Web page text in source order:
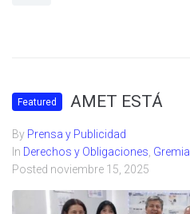
Featured AMET ESTÁ
By Prensa y Publicidad
In Derechos y Obligaciones Gremial
Posted noviembre 15, 2025